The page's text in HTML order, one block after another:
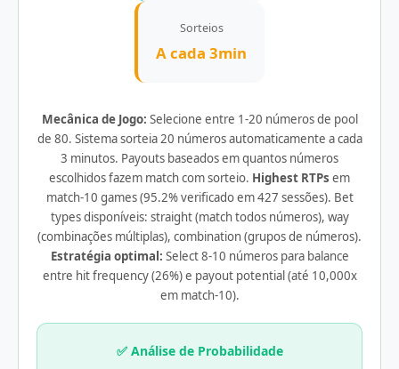
Sorteios
A cada 3min
Mecânica de Jogo: Selecione entre 1-20 números de pool
de 80. Sistema sorteia 20 números automaticamente a cada
3 minutos. Payouts baseados em quantos números
escolhidos fazem match com sorteio. Highest RTPs em
match-10 games (95.2% verificado em 427 sessões). Bet
types disponíveis: straight (match todos números), way
(combinações múltiplas), combination (grupos de números).
Estratégia optimal: Select 8-10 números para balance
entre hit frequency (26%) e payout potential (até 10,000x
em match-10).
✅ Análise de Probabilidade